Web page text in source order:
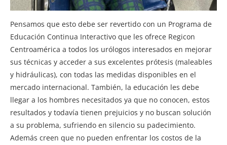
Pensamos que esto debe ser revertido con un Programa de
Educación Continua Interactivo que les ofrece Regicon
Centroamérica a todos los urólogos interesados en mejorar
sus técnicas y acceder a sus excelentes prótesis (maleables
y hidráulicas), con todas las medidas disponibles en el
mercado internacional. También, la educación les debe
llegar a los hombres necesitados ya que no conocen, estos
resultados y todavía tienen prejuicios y no buscan solución
a su problema, sufriendo en silencio su padecimiento.
Además creen que no pueden enfrentar los costos de la